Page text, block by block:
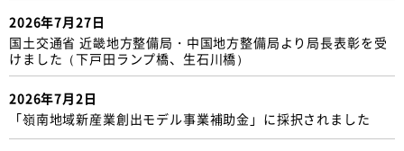
2026年7月27日
国土交通省 近畿地方整備局・中国地方整備局より局長表彰を受
けました（下戸田ランプ橋、生石川橋）
2026年7月2日
「嶺南地域新産業創出モデル事業補助金」に採択されました